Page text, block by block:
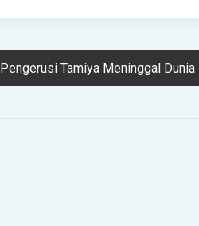
Pengerusi Tamiya Meninggal Dunia